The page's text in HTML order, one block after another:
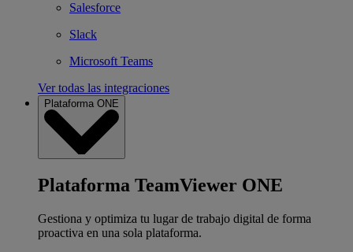
Salesforce
Slack
Microsoft Teams
Ver todas las integraciones
Plataforma ONE
Plataforma TeamViewer ONE
Gestiona y optimiza tu lugar de trabajo digital de forma
proactiva en una sola plataforma.